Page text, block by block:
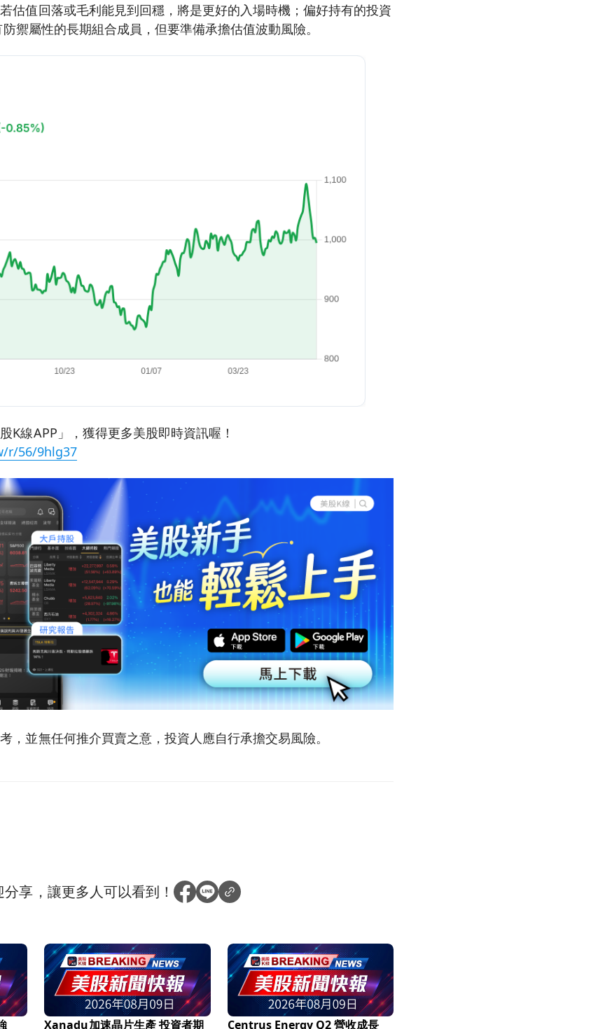
估值回落或毛利能見到回穩，將是更好的入場時機；偏好持有的投資
禦屬性的長期組合成員，但要準備承擔估值波動風險。
K線APP」，獲得更多美股即時資訊喔！
r/56/9hlg37
，並無任何推介買賣之意，投資人應自行承擔交易風險。
分享，讓更多人可以看到！
Xanadu加速晶片生產 投資者期 Centrus Energy Q2 營收成長